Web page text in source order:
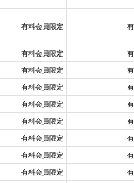
有料会員限定
有料会員限定
有料会員限定
有料会員限定
有料会員限定
有料会員限定
有料会員限定
有料会員限定
有料会員限定